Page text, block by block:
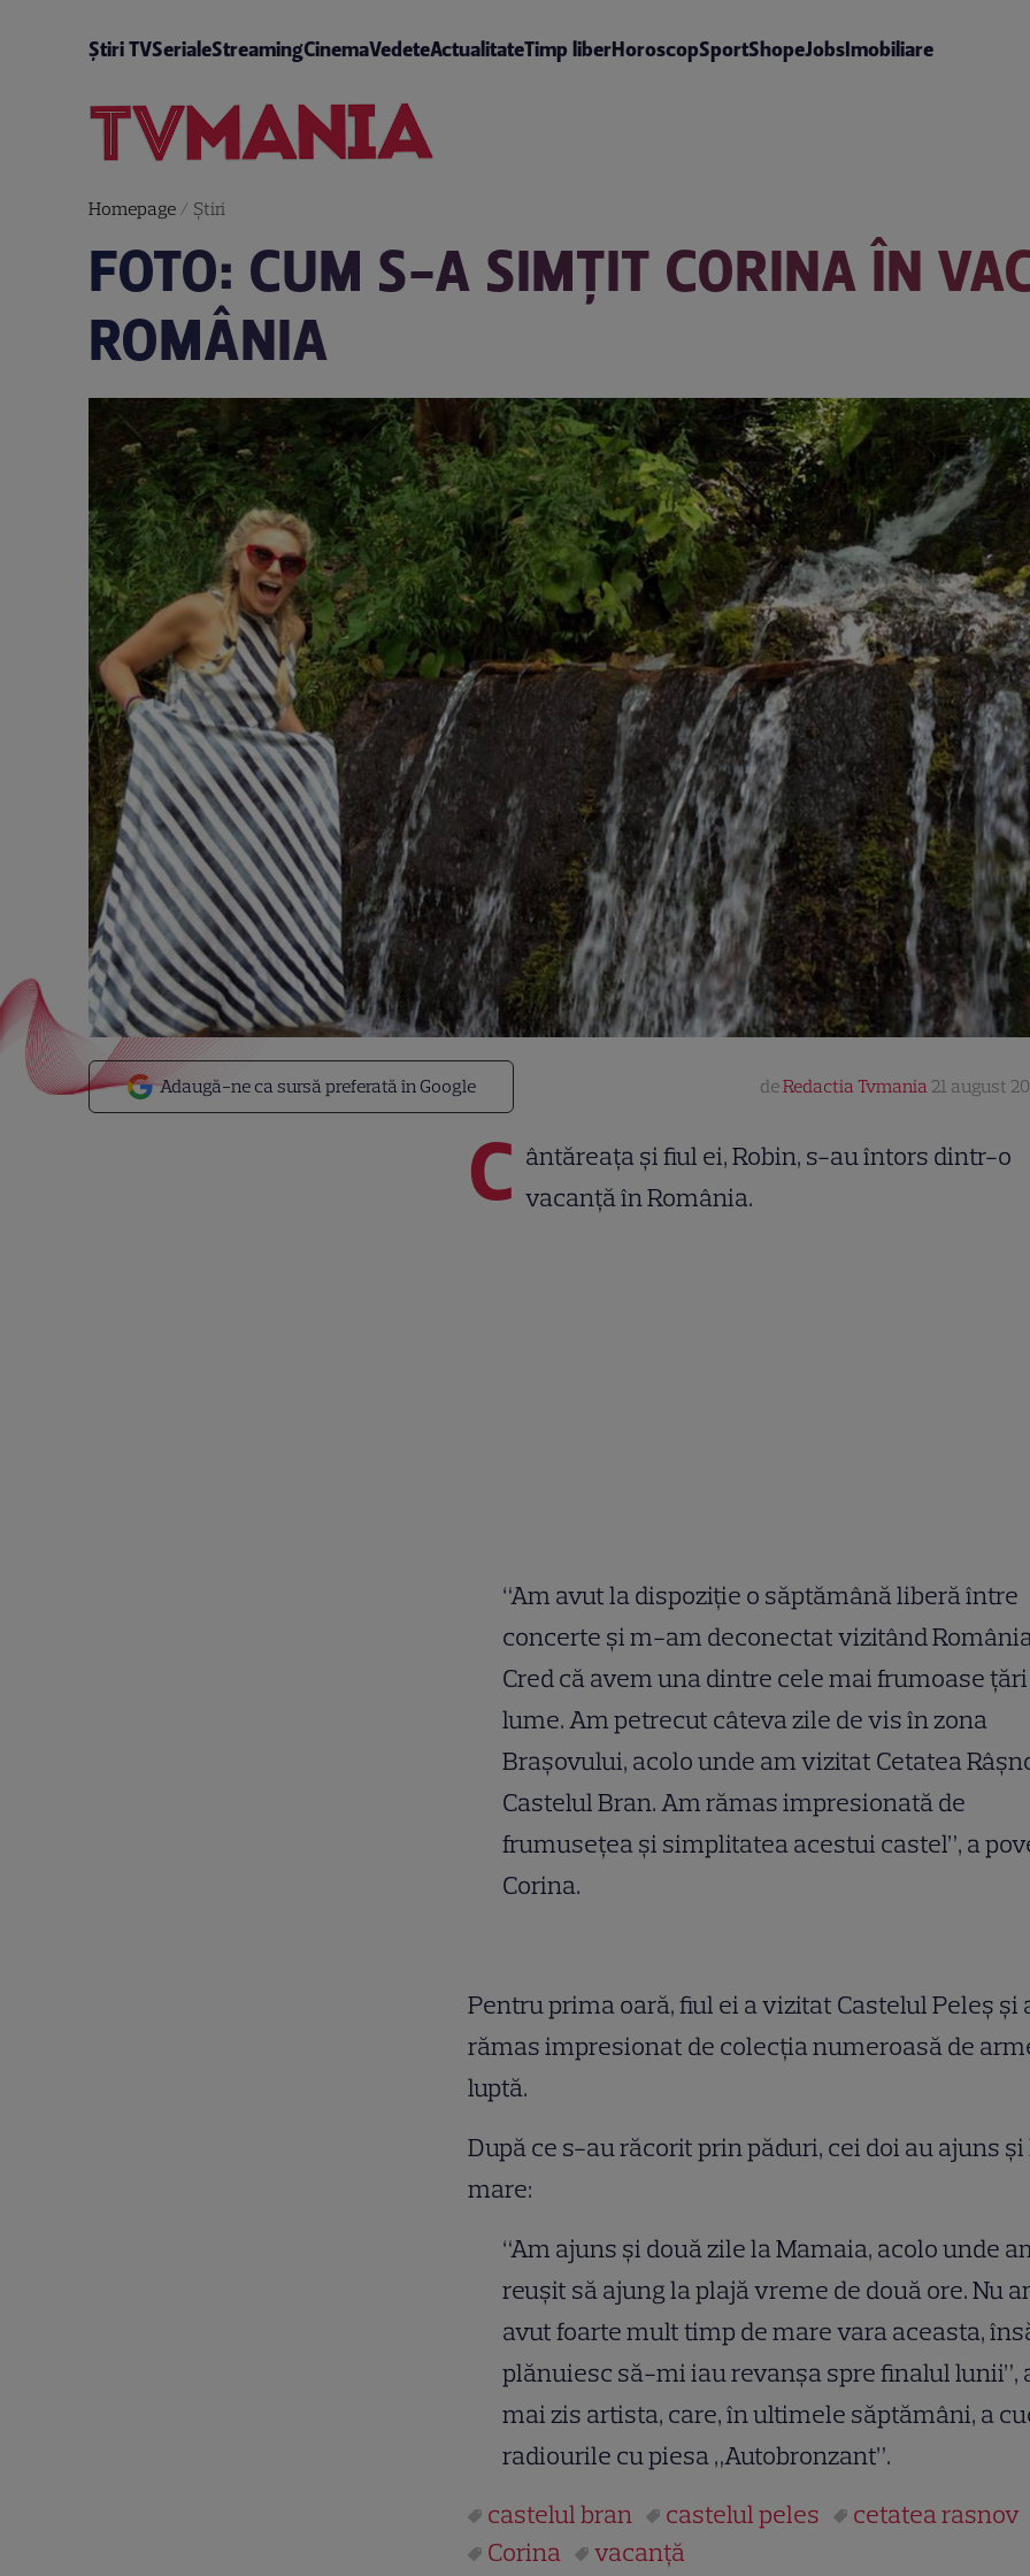
Știri TVSerialeStreamingCinemaVedeteActualitateTimp liberHoroscopSportShopeJobsImobiliare
Homepage/ Știri
FOTO: CUM S-A SIMŢIT CORINA ÎN
ROMÂNIA
Adaugă-ne ca sursă preferată în Google deRedactia Tvmania 21 august
C ântăreaţa şi fiul ei, Robin, s-au întors dintr-o
vacanţă în România.
“Am avut la dispoziţie o săptămână liberă între
concerte şi m-am deconectat vizitând
Cred că avem una dintre cele mai frumoase
lume. Am petrecut câteva zile de vis în zona
Braşovului, acolo unde am vizitat Cetatea
Castelul Bran. Am rămas impresionată de
frumuseţea şi simplitatea acestui castel”, a
Corina.
Pentru prima oară, fiul ei a vizitat Castelul Peleş şi
rămas impresionat de colecţia numeroasă de
luptă.
După ce s-au răcorit prin păduri, cei doi au ajuns şi
mare:
“Am ajuns şi două zile la Mamaia, acolo unde
reuşit să ajung la plajă vreme de două ore. Nu
avut foarte mult timp de mare vara aceasta,
plănuiesc să-mi iau revanşa spre finalul lunii”,
mai zis artista, care, în ultimele săptămâni, a
radiourile cu piesa „Autobronzant”.
castelul bran
castelul peles
cetatea rasnov
Corina
vacanţă